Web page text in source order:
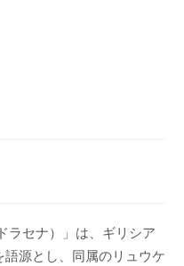
ラセナ）」は、ギリシア
源とし、同属のリュウケ